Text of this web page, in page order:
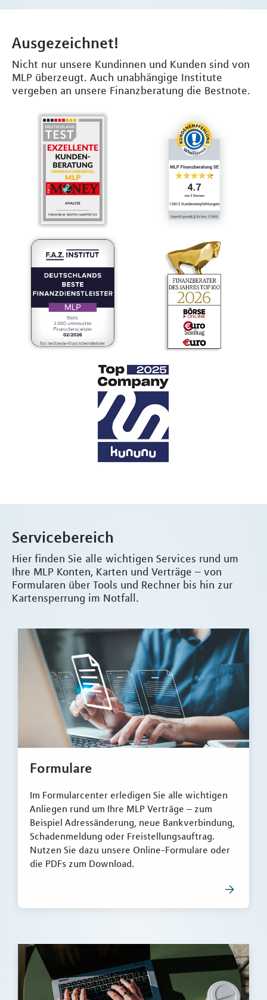
Ausgezeichnet!
Nicht nur unsere Kundinnen und Kunden sind von
MLP überzeugt. Auch unabhängige Institute
vergeben an unsere Finanzberatung die Bestnote.
Servicebereich
Hier finden Sie alle wichtigen Services rund um
Ihre MLP Konten, Karten und Verträge – von
Formularen über Tools und Rechner bis hin zur
Kartensperrung im Notfall.
Formulare
Im Formularcenter erledigen Sie alle wichtigen
Anliegen rund um Ihre MLP Verträge – zum
Beispiel Adressänderung, neue Bankverbindung,
Schadenmeldung oder Freistellungsauftrag.
Nutzen Sie dazu unsere Online-Formulare oder
die PDFs zum Download.